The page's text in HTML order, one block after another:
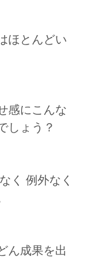
ほとんどい
感にこんな
しょう？
く 例外なく
ん成果を出